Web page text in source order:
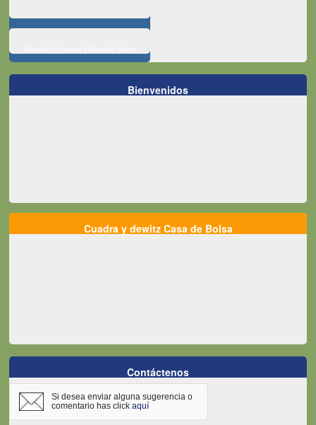
Bienvenidos
Cuadra y dewitz Casa de Bolsa
Contáctenos
Si desea enviar alguna sugerencia o
comentario has clickaquí